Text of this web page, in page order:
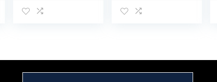
500 ml